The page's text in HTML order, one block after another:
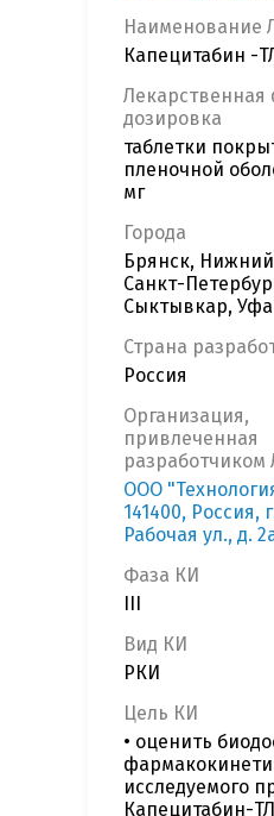
Наименование
Капецитабин -
дозировка
таблетки
пленочной
мг
Города
Брянск,
Санкт-
Сыктывкар, Уфа
Страна
Россия
Организация,
привлеченная
разработчиком
ООО
141400, Россия,
Рабочая ул., д.
Фаза КИ
Вид КИ
РКИ
Цель КИ
• оценить
исследуемого
Капецитабин-